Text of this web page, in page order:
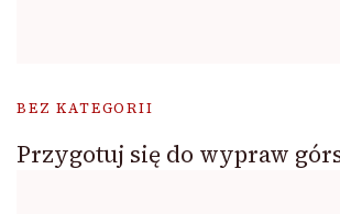
BEZ KATEGORII
Przygotuj się do wypraw